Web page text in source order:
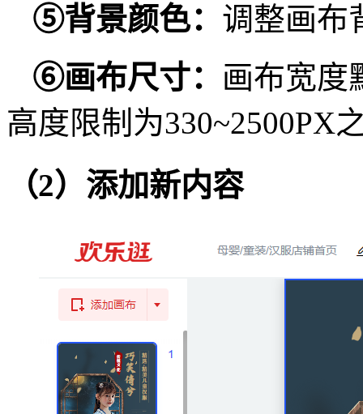
⑤背景颜色： 调整画布
⑥画布尺寸： 画布宽度
高度限制为330~2500PX
（2）添加新内容